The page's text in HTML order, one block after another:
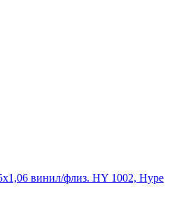
винил/флиз. HY 1002, Hype